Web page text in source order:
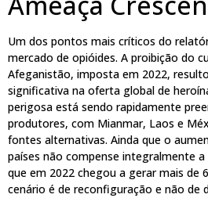
Um dos pontos mais críticos do
mercado de opióides. A proibição do
Afeganistão, imposta em 2022,
significativa na oferta global de
perigosa está sendo rapidamente
produtores, com Mianmar, Laos e
fontes alternativas. Ainda que o
países não compense integralmente
que em 2022 chegou a gerar mais de
cenário é de reconfiguração e não de